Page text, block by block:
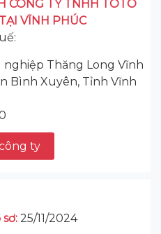
CÔNG TY TNHH TOTO
VĨNH PHÚC
nghiệp Thăng Long Vĩnh
Bình Xuyên, Tỉnh Vĩnh
ty
25/11/2024